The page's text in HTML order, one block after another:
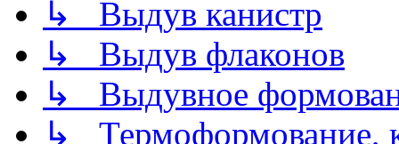
↳ Выдув канистр
↳ Выдув флаконов
↳ Выдувное
↳ Термоформование,